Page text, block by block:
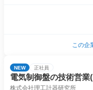
この企
NEW 正社員
電気制御盤の技術営
株式会社理工計器研究所